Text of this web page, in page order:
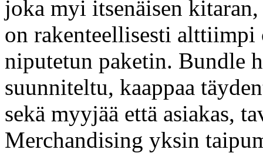
joka myi itsenäisen
on rakenteellisesti
niputetun paketin. Bundle
suunniteltu, kaappaa
sekä myyjää että asiakas,
Merchandising yksin